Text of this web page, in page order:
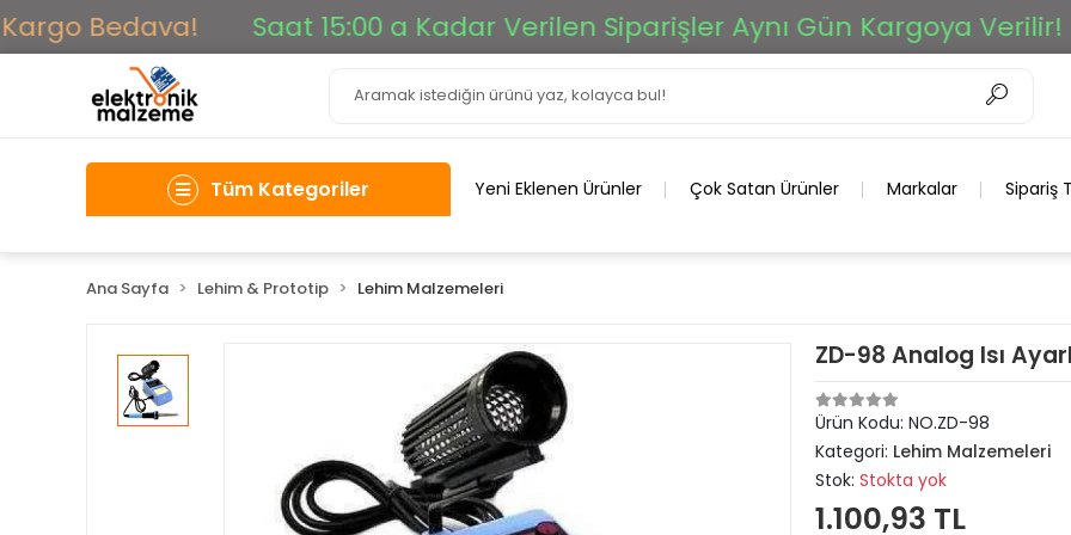
Bedava! Saat 15:00 a Kadar Verilen Siparişler Aynı Gün Kargoya Verilir!
Tüm Kategoriler Yeni Eklenen Ürünler Çok Satan Ürünler Markalar Sipariş
Ana Sayfa Lehim & Prototip Lehim Malzemeleri
ZD-98 Analog Isı
Ürün Kodu: NO.ZD-98
Kategori: Lehim Malzemeleri
Stok: Stokta yok
1.100,93 TL